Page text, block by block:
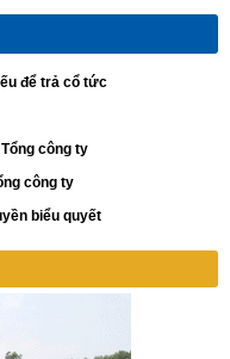
để trả cổ tức
công ty
công ty
biểu quyết